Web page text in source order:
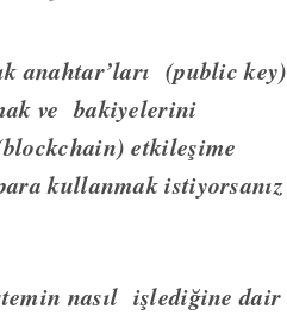
anahtar’ları (public key)
ve bakiyelerini
etkileşime
kullanmak istiyorsanız
nasıl işlediğine dair